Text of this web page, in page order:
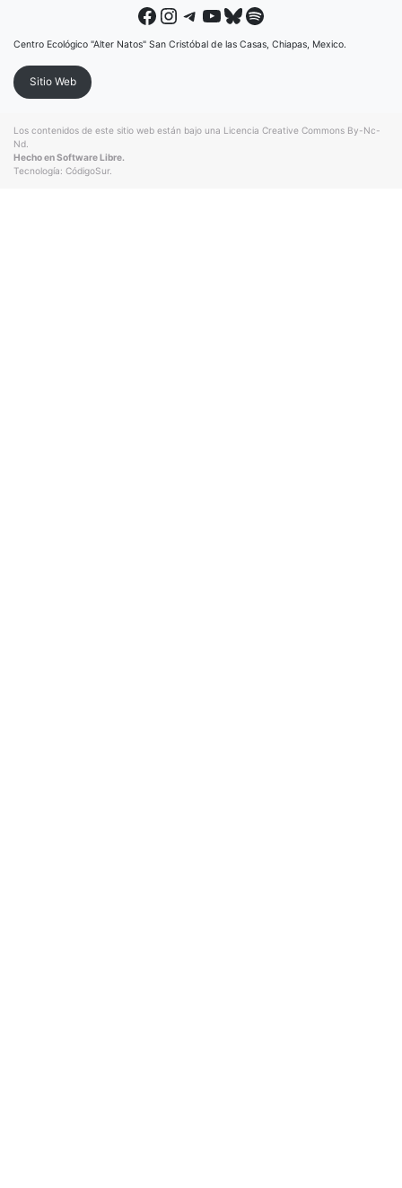
Facebook Instagram Telegram YouTube Bluesky Spotify
Centro Ecológico "Alter Natos" San Cristóbal de las Casas, Chiapas, Mexico.
Sitio Web
Los contenidos de este sitio web están bajo una Licencia Creative Commons By-Nc-
Nd
Hecho en Software Libre.
Tecnología: CódigoSur.